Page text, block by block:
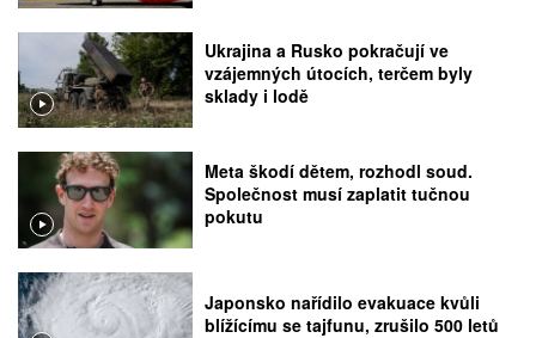
Ukrajina a Rusko pokračují ve
vzájemných útocích, terčem byly
sklady i lodě
Meta škodí dětem, rozhodl soud.
Společnost musí zaplatit tučnou
pokutu
Japonsko nařídilo evakuace kvůli
blížícímu se tajfunu, zrušilo 500 letů